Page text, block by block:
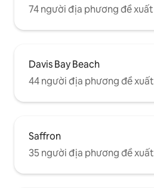
74 người địa phương đề xuất
Davis Bay Beach
44 người địa phương đề xuất
Saffron
35 người địa phương đề xuất